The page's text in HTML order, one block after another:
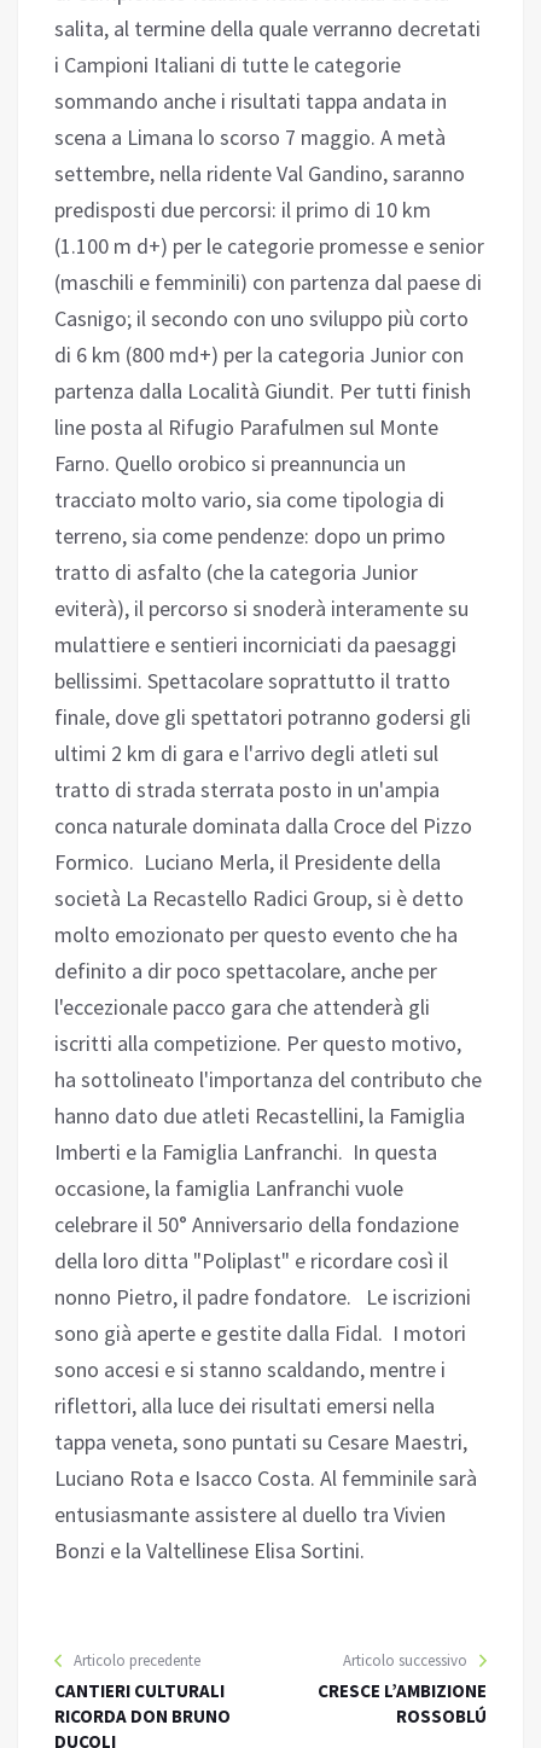
salita, al termine della quale verranno decretati
i Campioni Italiani di tutte le categorie
sommando anche i risultati tappa andata in
scena a Limana lo scorso 7 maggio. A metà
settembre, nella ridente Val Gandino, saranno
predisposti due percorsi: il primo di 10 km
(1.100 m d+) per le categorie promesse e senior
(maschili e femminili) con partenza dal paese di
Casnigo; il secondo con uno sviluppo più corto
di 6 km (800 md+) per la categoria Junior con
partenza dalla Località Giundit. Per tutti finish
line posta al Rifugio Parafulmen sul Monte
Farno. Quello orobico si preannuncia un
tracciato molto vario, sia come tipologia di
terreno, sia come pendenze: dopo un primo
tratto di asfalto (che la categoria Junior
eviterà), il percorso si snoderà interamente su
mulattiere e sentieri incorniciati da paesaggi
bellissimi. Spettacolare soprattutto il tratto
finale, dove gli spettatori potranno godersi gli
ultimi 2 km di gara e l'arrivo degli atleti sul
tratto di strada sterrata posto in un'ampia
conca naturale dominata dalla Croce del Pizzo
Formico. Luciano Merla, il Presidente della
società La Recastello Radici Group, si è detto
molto emozionato per questo evento che ha
definito a dir poco spettacolare, anche per
l'eccezionale pacco gara che attenderà gli
iscritti alla competizione. Per questo motivo,
ha sottolineato l'importanza del contributo che
hanno dato due atleti Recastellini, la Famiglia
Imberti e la Famiglia Lanfranchi. In questa
occasione, la famiglia Lanfranchi vuole
celebrare il 50° Anniversario della fondazione
della loro ditta "Poliplast" e ricordare così il
nonno Pietro, il padre fondatore. Le iscrizioni
sono già aperte e gestite dalla Fidal. I motori
sono accesi e si stanno scaldando, mentre i
riflettori, alla luce dei risultati emersi nella
tappa veneta, sono puntati su Cesare Maestri,
Luciano Rota e Isacco Costa. Al femminile sarà
entusiasmante assistere al duello tra Vivien
Bonzi e la Valtellinese Elisa Sortini.
Articolo precedente
CANTIERI CULTURALI
RICORDA DON BRUNO
DUCOLI
Articolo successivo
CRESCE L’AMBIZIONE
ROSSOBLÚ